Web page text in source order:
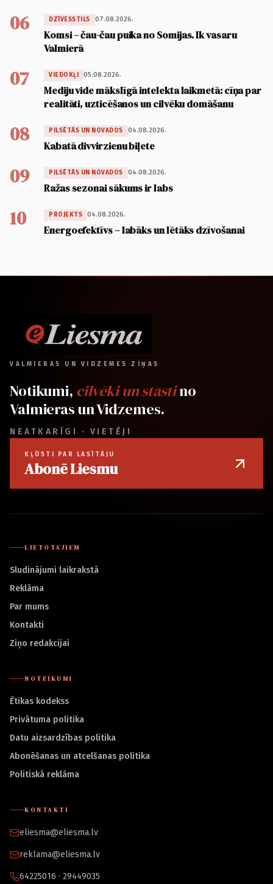
06 DZĪVESSTILS 07.08.2026.
Komsi – čau-čau puika no Somijas. Ik vasaru
Valmierā
07 VIEDOKĻI 05.08.2026.
Mediju vide mākslīgā intelekta laikmetā: cīņa par
realitāti, uzticēšanos un cilvēku domāšanu
08 PILSĒTĀS UN NOVADOS 04.08.2026.
Kabatā divvirzienu biļete
09 PILSĒTĀS UN NOVADOS 04.08.2026.
Ražas sezonai sākums ir labs
10 PROJEKTS 04.08.2026.
Energoefektīvs – labāks un lētāks dzīvošanai
VALMIERAS UN VIDZEMES ZIŅAS
Notikumi, cilvēki un stāstino
Valmieras un Vidzemes.
NEATKARĪGI · VIETĒJI
KĻŪSTI PAR LASĪTĀJU
Abonē Liesmu
LIETOTĀJIEM
Sludinājumi laikrakstā
Reklāma
Par mums
Kontakti
Ziņo redakcijai
NOTEIKUMI
Ētikas kodekss
Privātuma politika
Datu aizsardzības politika
Abonēšanas un atcelšanas politika
Politiskā reklāma
KONTAKTI
eliesma@eliesma.lv
reklama@eliesma.lv
64225016 · 29449035